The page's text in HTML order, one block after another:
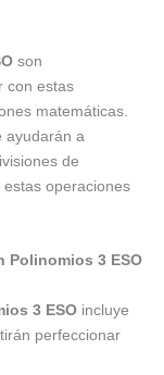
son
con estas
matemáticas.
ayudarán a
de
operaciones
Polinomios 3 ESO
3 ESO incluye
perfeccionar